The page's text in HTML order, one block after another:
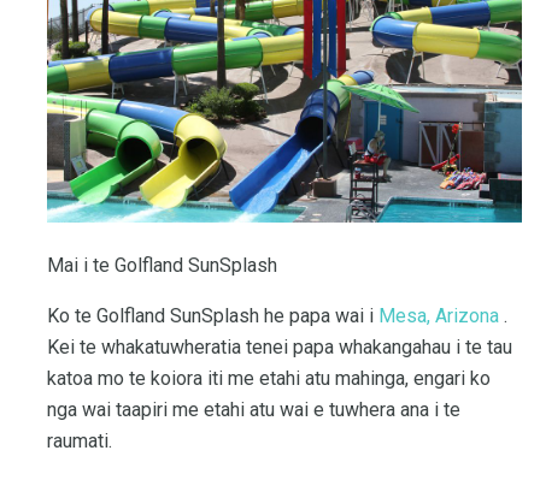
Mai i te Golfland SunSplash
Ko te Golfland SunSplash he papa wai i Mesa, Arizona .
Kei te whakatuwheratia tenei papa whakangahau i te tau
katoa mo te koiora iti me etahi atu mahinga, engari ko
nga wai taapiri me etahi atu wai e tuwhera ana i te
raumati.